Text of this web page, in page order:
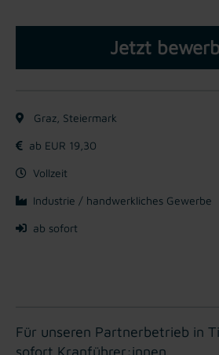
Jetzt
Graz, Steiermark
ab EUR 19,30
Vollzeit
Industrie / handwerkliches Gewerbe
ab sofort
Für unseren Partnerbetrieb in
sofort Kranführer:innen